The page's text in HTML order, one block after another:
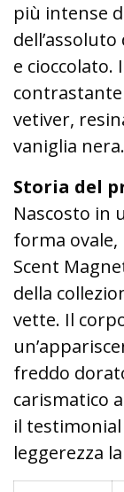
più intense
e cioccolato.
vetiver,
vaniglia nera.
Storia del
Nascosto in
forma ovale,
Scent
della
vette. Il
freddo
carismatico
il
leggerezza